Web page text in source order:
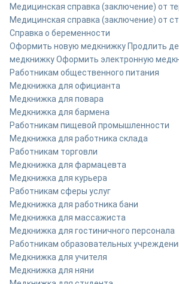
Медицинская справка (заключение) от
Медицинская справка (заключение) от
Справка о беременности
Оформить новую медкнижку Продлить
медкнижкуОформить электронную
Работникам общественного питания
Медкнижка для официанта
Медкнижка для повара
Медкнижка для бармена
Работникам пищевой промышленности
Медкнижка для работника склада
Работникам торговли
Медкнижка для фармацевта
Медкнижка для курьера
Работникам сферы услуг
Медкнижка для работника бани
Медкнижка для массажиста
Медкнижка для гостиничного персонала
Работникам образовательных
Медкнижка для учителя
Медкнижка для няни